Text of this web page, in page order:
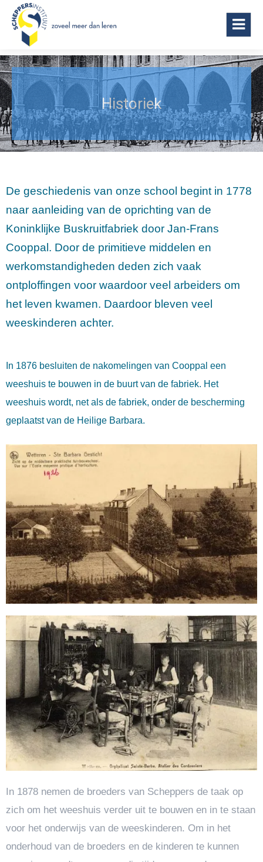
Scheppersinstituut Wetteren
Historiek
De geschiedenis van onze school begint in 1778
naar aanleiding van de oprichting van de
Koninklijke Buskruitfabriek door Jan-Frans
Cooppal. Door de primitieve middelen en
werkomstandigheden deden zich vaak
ontploffingen voor waardoor veel arbeiders om
het leven kwamen. Daardoor bleven veel
weeskinderen achter.
In 1876 besluiten de nakomelingen van Cooppal een
weeshuis te bouwen in de buurt van de fabriek. Het
weeshuis wordt, net als de fabriek, onder de bescherming
geplaatst van de Heilige Barbara.
In 1878 nemen de broeders van Scheppers de taak op
zich om het weeshuis verder uit te bouwen en in te staan
voor het onderwijs van de weeskinderen. Om in het
onderhoud van de broeders en de kinderen te kunnen